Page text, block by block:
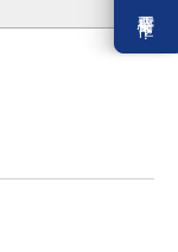
需要幫忙 ？